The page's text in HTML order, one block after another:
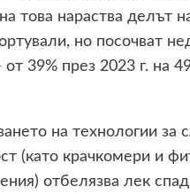
това нараства делът
но посочват
39% през 2023 г. на
на технологии за
(като крачкомери и
отбелязва лек